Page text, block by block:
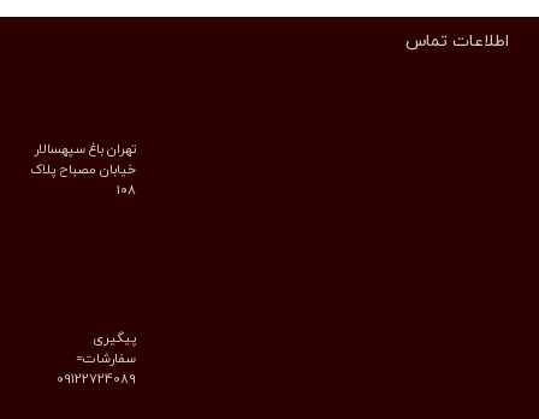
اطلاعات تماس
تهران باغ سپهسالار
خیابان مصباح پلاک
۱۰۸
پیگیری
سفارشات=
09122724089